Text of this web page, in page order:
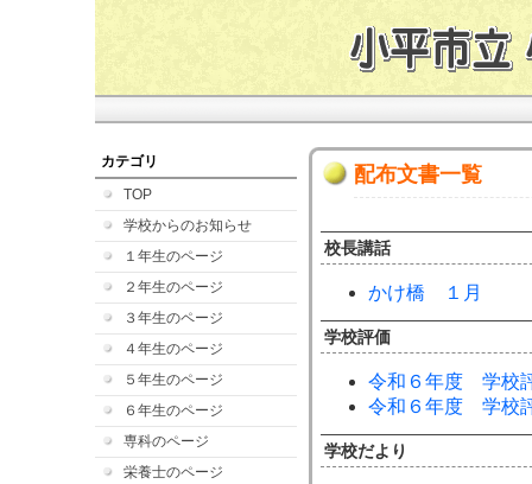
カテゴリ
TOP
学校からのお知らせ
１年生のページ
２年生のページ
３年生のページ
４年生のページ
５年生のページ
６年生のページ
専科のページ
栄養士のページ
配布文書一覧
校長講話
かけ橋 １月
学校評価
令和６年度 学校
令和６年度 学校
学校だより